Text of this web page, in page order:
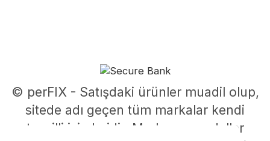
© perFIX - Satışdaki ürünler muadil olup,
sitede adı geçen tüm markalar kendi
tescilli isimleridir. Marka ve modeller